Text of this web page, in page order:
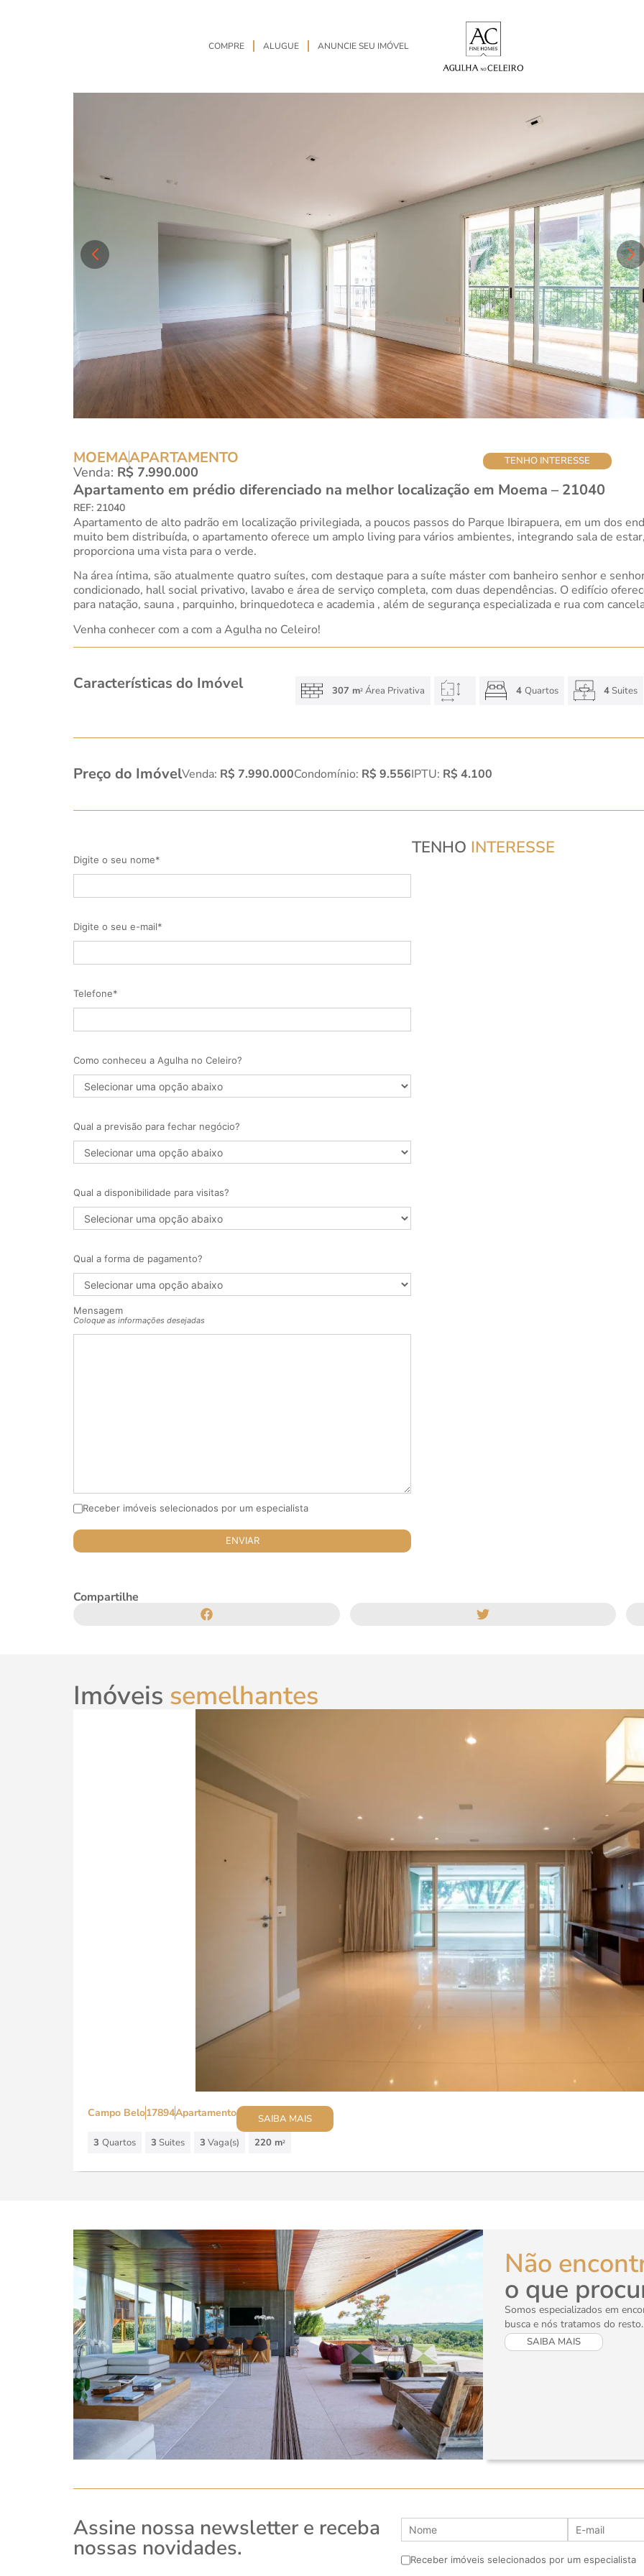
COMPRE ALUGUE ANUNCIE SEU IMÓVEL
MOEMAAPARTAMENTO
Venda: R$ 7.990.000
TENHO INTERESSE
Apartamento em prédio diferenciado na melhor localização em Moema – 21040
REF: 21040
Apartamento de alto padrão em localização privilegiada, a poucos passos do Parque Ibirapuera, em um dos
muito bem distribuída, o apartamento oferece um amplo living para vários ambientes, integrando sala de
proporciona uma vista para o verde.
Na área íntima, são atualmente quatro suítes, com destaque para a suíte máster com banheiro senhor e
condicionado, hall social privativo, lavabo e área de serviço completa, com duas dependências. O edifício
para natação, sauna , parquinho, brinquedoteca e academia , além de segurança especializada e rua com
Venha conhecer com a com a Agulha no Celeiro!
Características do Imóvel 307 m2Área Privativa 4 Quartos 4 Suites
Preço do ImóvelVenda: R$ 7.990.000Condomínio: R$ 9.556IPTU: R$ 4.100
TENHO INTERESSE
Digite o seu nome*
Digite o seu e-mail*
Telefone*
Como conheceu a Agulha no Celeiro?
Qual a previsão para fechar negócio?
Qual a disponibilidade para visitas?
Qual a forma de pagamento?
Mensagem
Coloque as informações desejadas
Receber imóveis selecionados por um especialista
Compartilhe
Imóveis semelhantes
Campo Belo17894Apartamento
SAIBA MAIS
3 Quartos 3 Suites 3 Vaga(s) 220 m2
Não
o que
Somos especializados em
busca e nós tratamos do resto.
SAIBA MAIS
Assine nossa newsletter e receba
nossas novidades. Receber imóveis selecionados por um especialista